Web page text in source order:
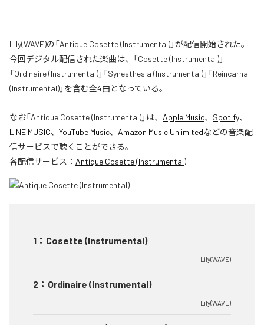
Lily(WAVE)の「Antique Cosette (Instrumental)」が配信開始された。
今回デジタル配信された楽曲は、「Cosette (Instrumental)」
「Ordinaire (Instrumental)」「Synesthesia (Instrumental)」「Reincarna
(Instrumental)」を含む全4曲となっている。
なお「Antique Cosette (Instrumental)」は、 Apple Music、 Spotify、
LINE MUSIC、 YouTube Music、 Amazon Music Unlimitedなどの音楽配
信サービスで聴くことができる。
各配信サービス： Antique Cosette (Instrumental)
1 ： Cosette (Instrumental)
Lily(WAVE)
2 ： Ordinaire (Instrumental)
Lily(WAVE)